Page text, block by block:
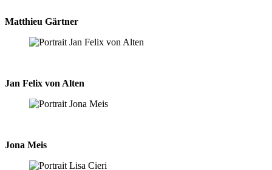
Matthieu Gärtner
Jan Felix von Alten
Jona Meis